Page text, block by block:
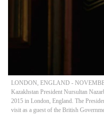
LONDON, ENGLAND -
Kazakhstan President Nursultan
2015 in London, England. The
visit as a guest of the British